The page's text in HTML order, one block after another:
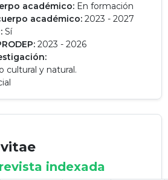
académico: En formación
académico: 2023 - 2027
Sí
2023 - 2026
cultural y natural.
indexada